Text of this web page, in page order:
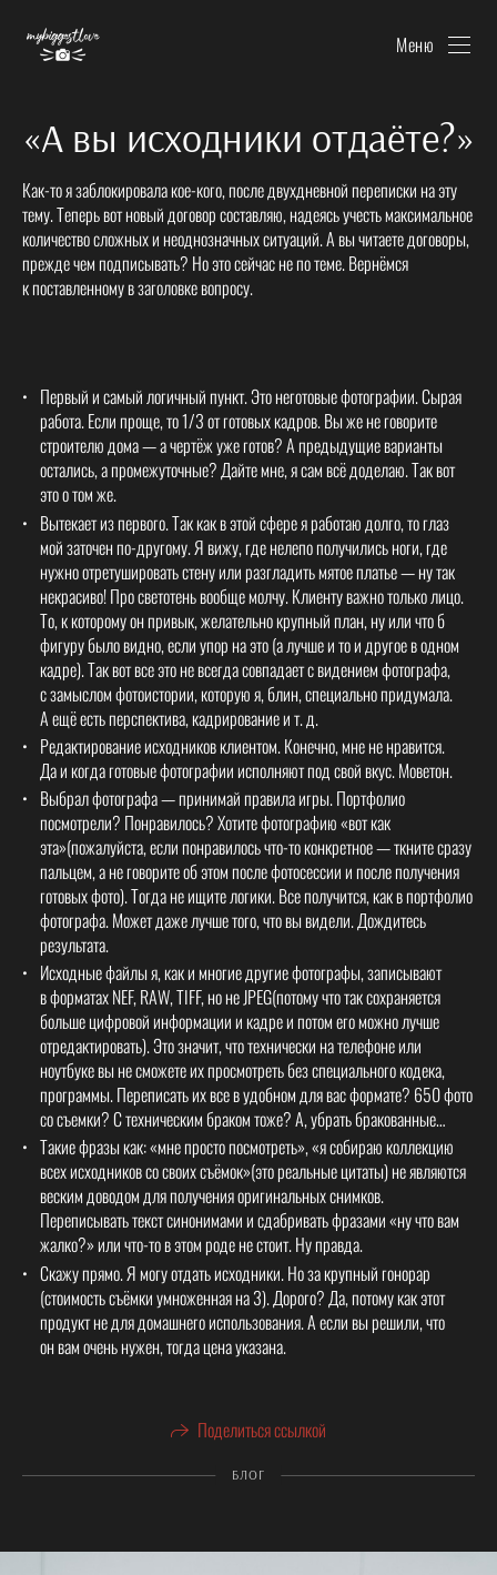
Меню
«А вы исходники отдаёте?»
Как-то я заблокировала кое-кого, после двухдневной переписки на эту
тему. Теперь вот новый договор составляю, надеясь учесть максимальное
количество сложных и неоднозначных ситуаций. А вы читаете договоры,
прежде чем подписывать? Но это сейчас не по теме. Вернёмся
к поставленному в заголовке вопросу.
Первый и самый логичный пункт. Это неготовые фотографии. Сырая
работа. Если проще, то 1/3 от готовых кадров. Вы же не говорите
строителю дома — а чертёж уже готов? А предыдущие варианты
остались, а промежуточные? Дайте мне, я сам всё доделаю. Так вот
это о том же.
Вытекает из первого. Так как в этой сфере я работаю долго, то глаз
мой заточен по-другому. Я вижу, где нелепо получились ноги, где
нужно отретушировать стену или разгладить мятое платье — ну так
некрасиво! Про светотень вообще молчу. Клиенту важно только лицо.
То, к которому он привык, желательно крупный план, ну или что б
фигуру было видно, если упор на это (а лучше и то и другое в одном
кадре). Так вот все это не всегда совпадает с видением фотографа,
с замыслом фотоистории, которую я, блин, специально придумала.
А ещё есть перспектива, кадрирование и т. д.
Редактирование исходников клиентом. Конечно, мне не нравится.
Да и когда готовые фотографии исполняют под свой вкус. Моветон.
Выбрал фотографа — принимай правила игры. Портфолио
посмотрели? Понравилось? Хотите фотографию «вот как
эта»(пожалуйста, если понравилось что-то конкретное — ткните сразу
пальцем, а не говорите об этом после фотосессии и после получения
готовых фото). Тогда не ищите логики. Все получится, как в портфолио
фотографа. Может даже лучше того, что вы видели. Дождитесь
результата.
Исходные файлы я, как и многие другие фотографы, записывают
в форматах NEF, RAW, TIFF, но не JPEG(потому что так сохраняется
больше цифровой информации и кадре и потом его можно лучше
отредактировать). Это значит, что технически на телефоне или
ноутбуке вы не сможете их просмотреть без специального кодека,
программы. Переписать их все в удобном для вас формате? 650 фото
со съемки? С техническим браком тоже? А, убрать бракованные…
Такие фразы как: «мне просто посмотреть», «я собираю коллекцию
всех исходников со своих съёмок»(это реальные цитаты) не являются
веским доводом для получения оригинальных снимков.
Переписывать текст синонимами и сдабривать фразами «ну что вам
жалко?» или что-то в этом роде не стоит. Ну правда.
Скажу прямо. Я могу отдать исходники. Но за крупный гонорар
(стоимость съёмки умноженная на 3). Дорого? Да, потому как этот
продукт не для домашнего использования. А если вы решили, что
он вам очень нужен, тогда цена указана.
Поделиться ссылкой
БЛОГ